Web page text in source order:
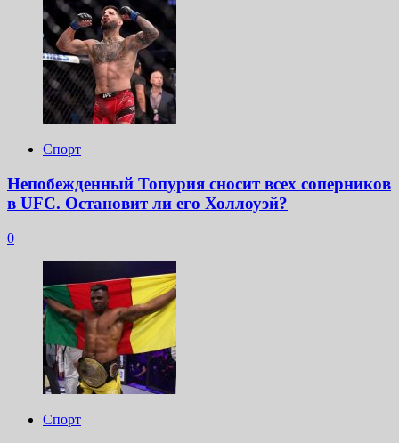
Спорт
Непобежденный Топурия сносит всех соперников
в UFC. Остановит ли его Холлоуэй?
0
Спорт